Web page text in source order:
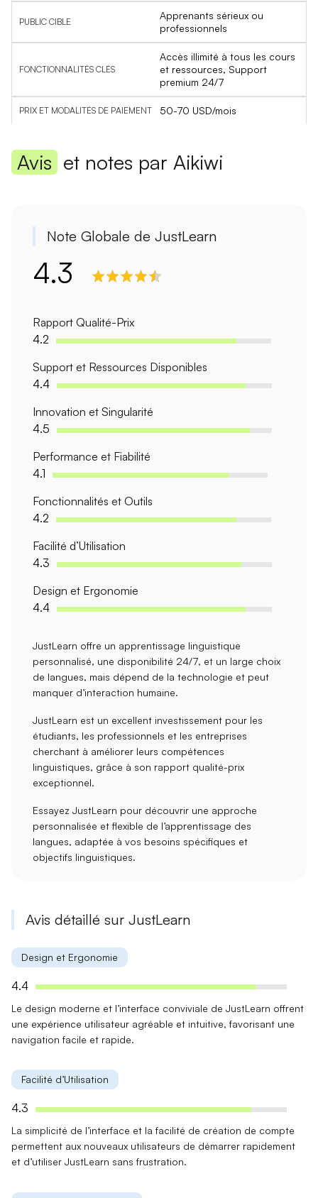
Apprenants sérieux ou
professionnels
Accès illimité à tous les cours
et ressources, Support
premium 24/7
50-70 USD/mois
Avis et notes par Aikiwi
Note Globale de JustLearn
4.3
Rapport Qualité-Prix
4.2
Support et Ressources Disponibles
4.4
Innovation et Singularité
4.5
Performance et Fiabilité
4.1
Fonctionnalités et Outils
4.2
Facilité d’Utilisation
4.3
Design et Ergonomie
4.4
JustLearn offre un apprentissage linguistique
personnalisé, une disponibilité 24/7, et un large choix
de langues, mais dépend de latechnologie et peut
manquer d’interaction humaine.
JustLearn est un excellent investissement pour les
étudiants, les professionnels et les entreprises
cherchant à améliorer leurs compétences
linguistiques, grâce à son rapport qualité-prix
exceptionnel.
Essayez JustLearn pour découvrir une approche
personnalisée et flexible de l’apprentissage des
langues, adaptée à vos besoins spécifiques et
objectifs linguistiques.
Avis détaillé sur JustLearn
Design et Ergonomie
4.4
Le design moderne et l’interface conviviale de JustLearn offrent
une expérience utilisateur agréable et intuitive, favorisant une
navigation facile et rapide.
Facilité d’Utilisation
4.3
La simplicité de l’interface et lafacilité de création de compte
permettent aux nouveaux utilisateurs de démarrer rapidement
et d’utiliser JustLearn sans frustration.